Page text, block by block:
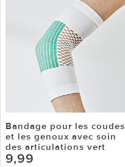
Bandage pour les coudes
et les genoux avec soin
des articulations vert
9,99